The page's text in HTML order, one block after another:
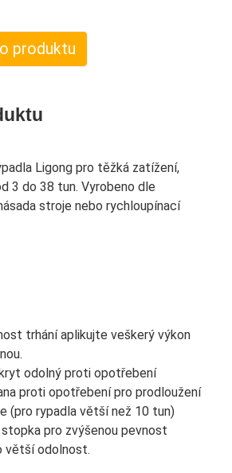
produktu
Ligong pro těžká zatížení,
3 do 38 tun. Vyrobeno dle
stroje nebo rychloupínací
trhání aplikujte veškerý výkon
odolný proti opotřebení
proti opotřebení pro prodloužení
(pro rypadla větší než 10 tun)
pro zvýšenou pevnost
větší odolnost.